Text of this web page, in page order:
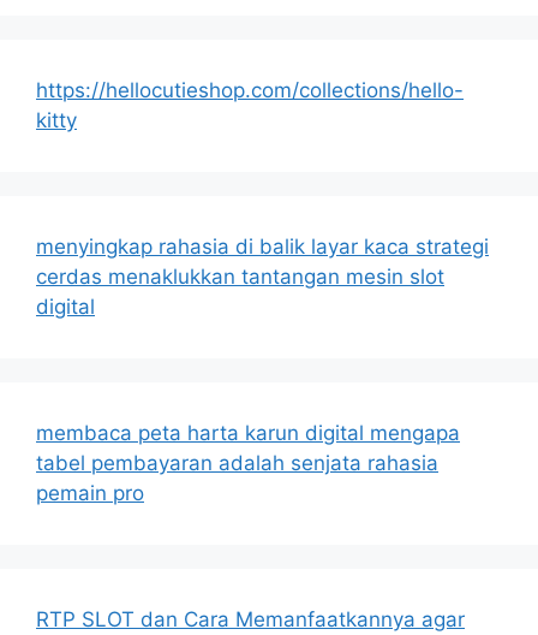
https://hellocutieshop.com/collections/hello-
kitty
menyingkap rahasia di balik layar kaca strategi
cerdas menaklukkan tantangan mesin slot
digital
membaca peta harta karun digital mengapa
tabel pembayaran adalah senjata rahasia
pemain pro
RTP SLOT dan Cara Memanfaatkannya agar